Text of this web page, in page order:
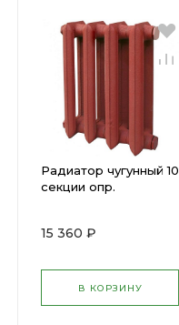
Радиатор чугунный 10
секции опр.
15 360 ₽
В КОРЗИНУ